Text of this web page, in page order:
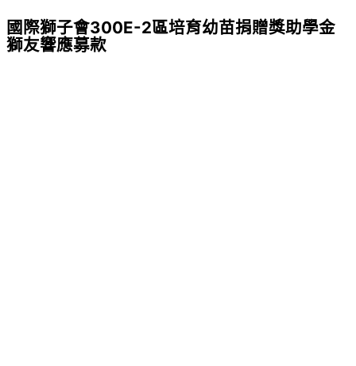
國際獅子會300E-2區培育幼苗捐贈獎助學金
獅友響應募款